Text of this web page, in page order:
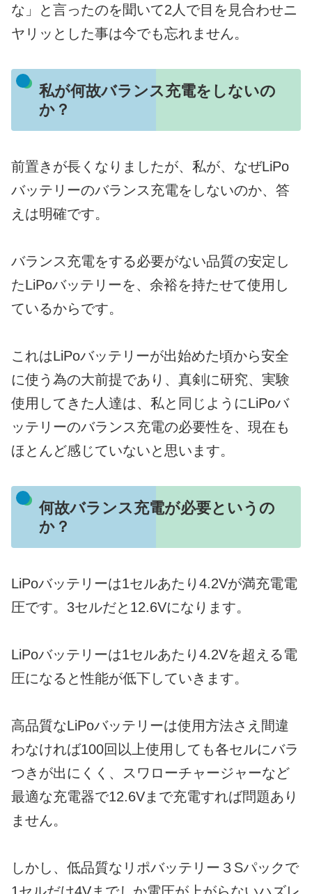
な」と言ったのを聞いて2人で目を見合わせニ
ヤリッとした事は今でも忘れません。
私が何故バランス充電をしないの
か？
前置きが長くなりましたが、私が、なぜLiPo
バッテリーのバランス充電をしないのか、答
えは明確です。
バランス充電をする必要がない品質の安定し
たLiPoバッテリーを、余裕を持たせて使用し
ているからです。
これはLiPoバッテリーが出始めた頃から安全
に使う為の大前提であり、真剣に研究、実験
使用してきた人達は、私と同じようにLiPoバ
ッテリーのバランス充電の必要性を、現在も
ほとんど感じていないと思います。
何故バランス充電が必要というの
か？
LiPoバッテリーは1セルあたり4.2Vが満充電電
圧です。3セルだと12.6Vになります。
LiPoバッテリーは1セルあたり4.2Vを超える電
圧になると性能が低下していきます。
高品質なLiPoバッテリーは使用方法さえ間違
わなければ100回以上使用しても各セルにバラ
つきが出にくく、スワローチャージャーなど
最適な充電器で12.6Vまで充電すれば問題あり
ません。
しかし、低品質なリポバッテリー３Sパックで